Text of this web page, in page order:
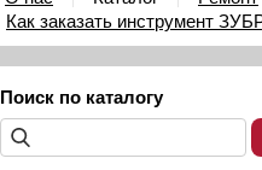
Как заказать инструмент
Поиск по каталогу